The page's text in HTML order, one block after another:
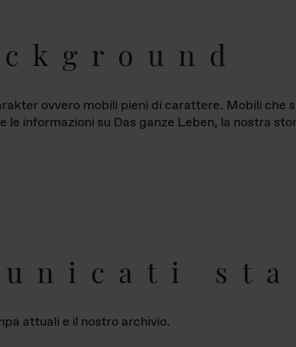
ovvero mobili pieni di carattere. Mobili che
le informazioni su Das ganze Leben, la nostra
attuali e il nostro archivio.